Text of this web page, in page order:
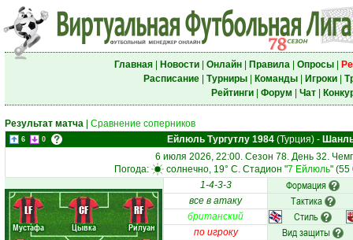
Главная| Новости| Онлайн| Правила| Опросы|
Расписание| Турниры| Команды| Игроки|
Рейтинги| Форум Чат|
Результат матча Сравнение соперников
6 0 Ейлюль Тургутлу 1984 (Турция) -
6 июля 2026, 22:00. Сезон 78. День 32.
Погода:
солнечно, 19° C. Стадион "7 Ейлюль" (55
Мустафа Цывка Рилуан
LF CF RF
1-4-3-3 Формация
все в атаку Тактика
британский Стиль
по игроку Вид защиты